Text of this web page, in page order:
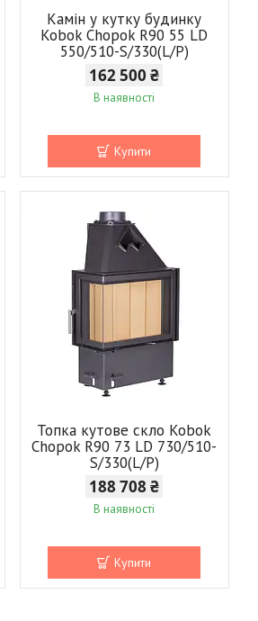
Камін у кутку будинку
Kobok Chopok R90 55 LD
550/510-S/330(L/P)
162 500 ₴
В наявності
Купити
Топка кутове скло Kobok
Chopok R90 73 LD 730/510-
S/330(L/P)
188 708 ₴
В наявності
Купити